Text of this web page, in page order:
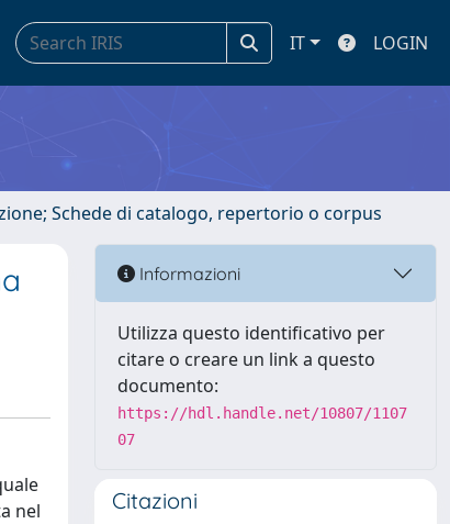
IT LOGIN
Schede di catalogo, repertorio o corpus
nel
Informazioni
Utilizza questo identificativo per
citare o creare un link a questo
documento:
https://hdl.handle.net/10807/1107
07
Citazioni